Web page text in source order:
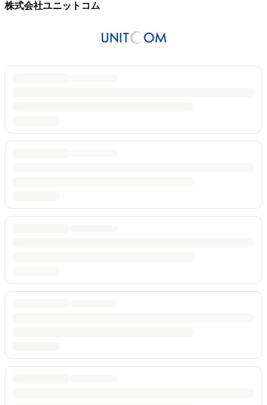
株式会社ユニットコム